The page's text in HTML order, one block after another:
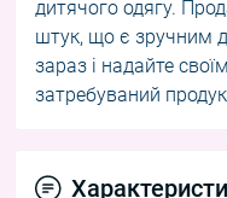
дитячого одягу.
штук, що є зручним
зараз і надайте
затребуваний